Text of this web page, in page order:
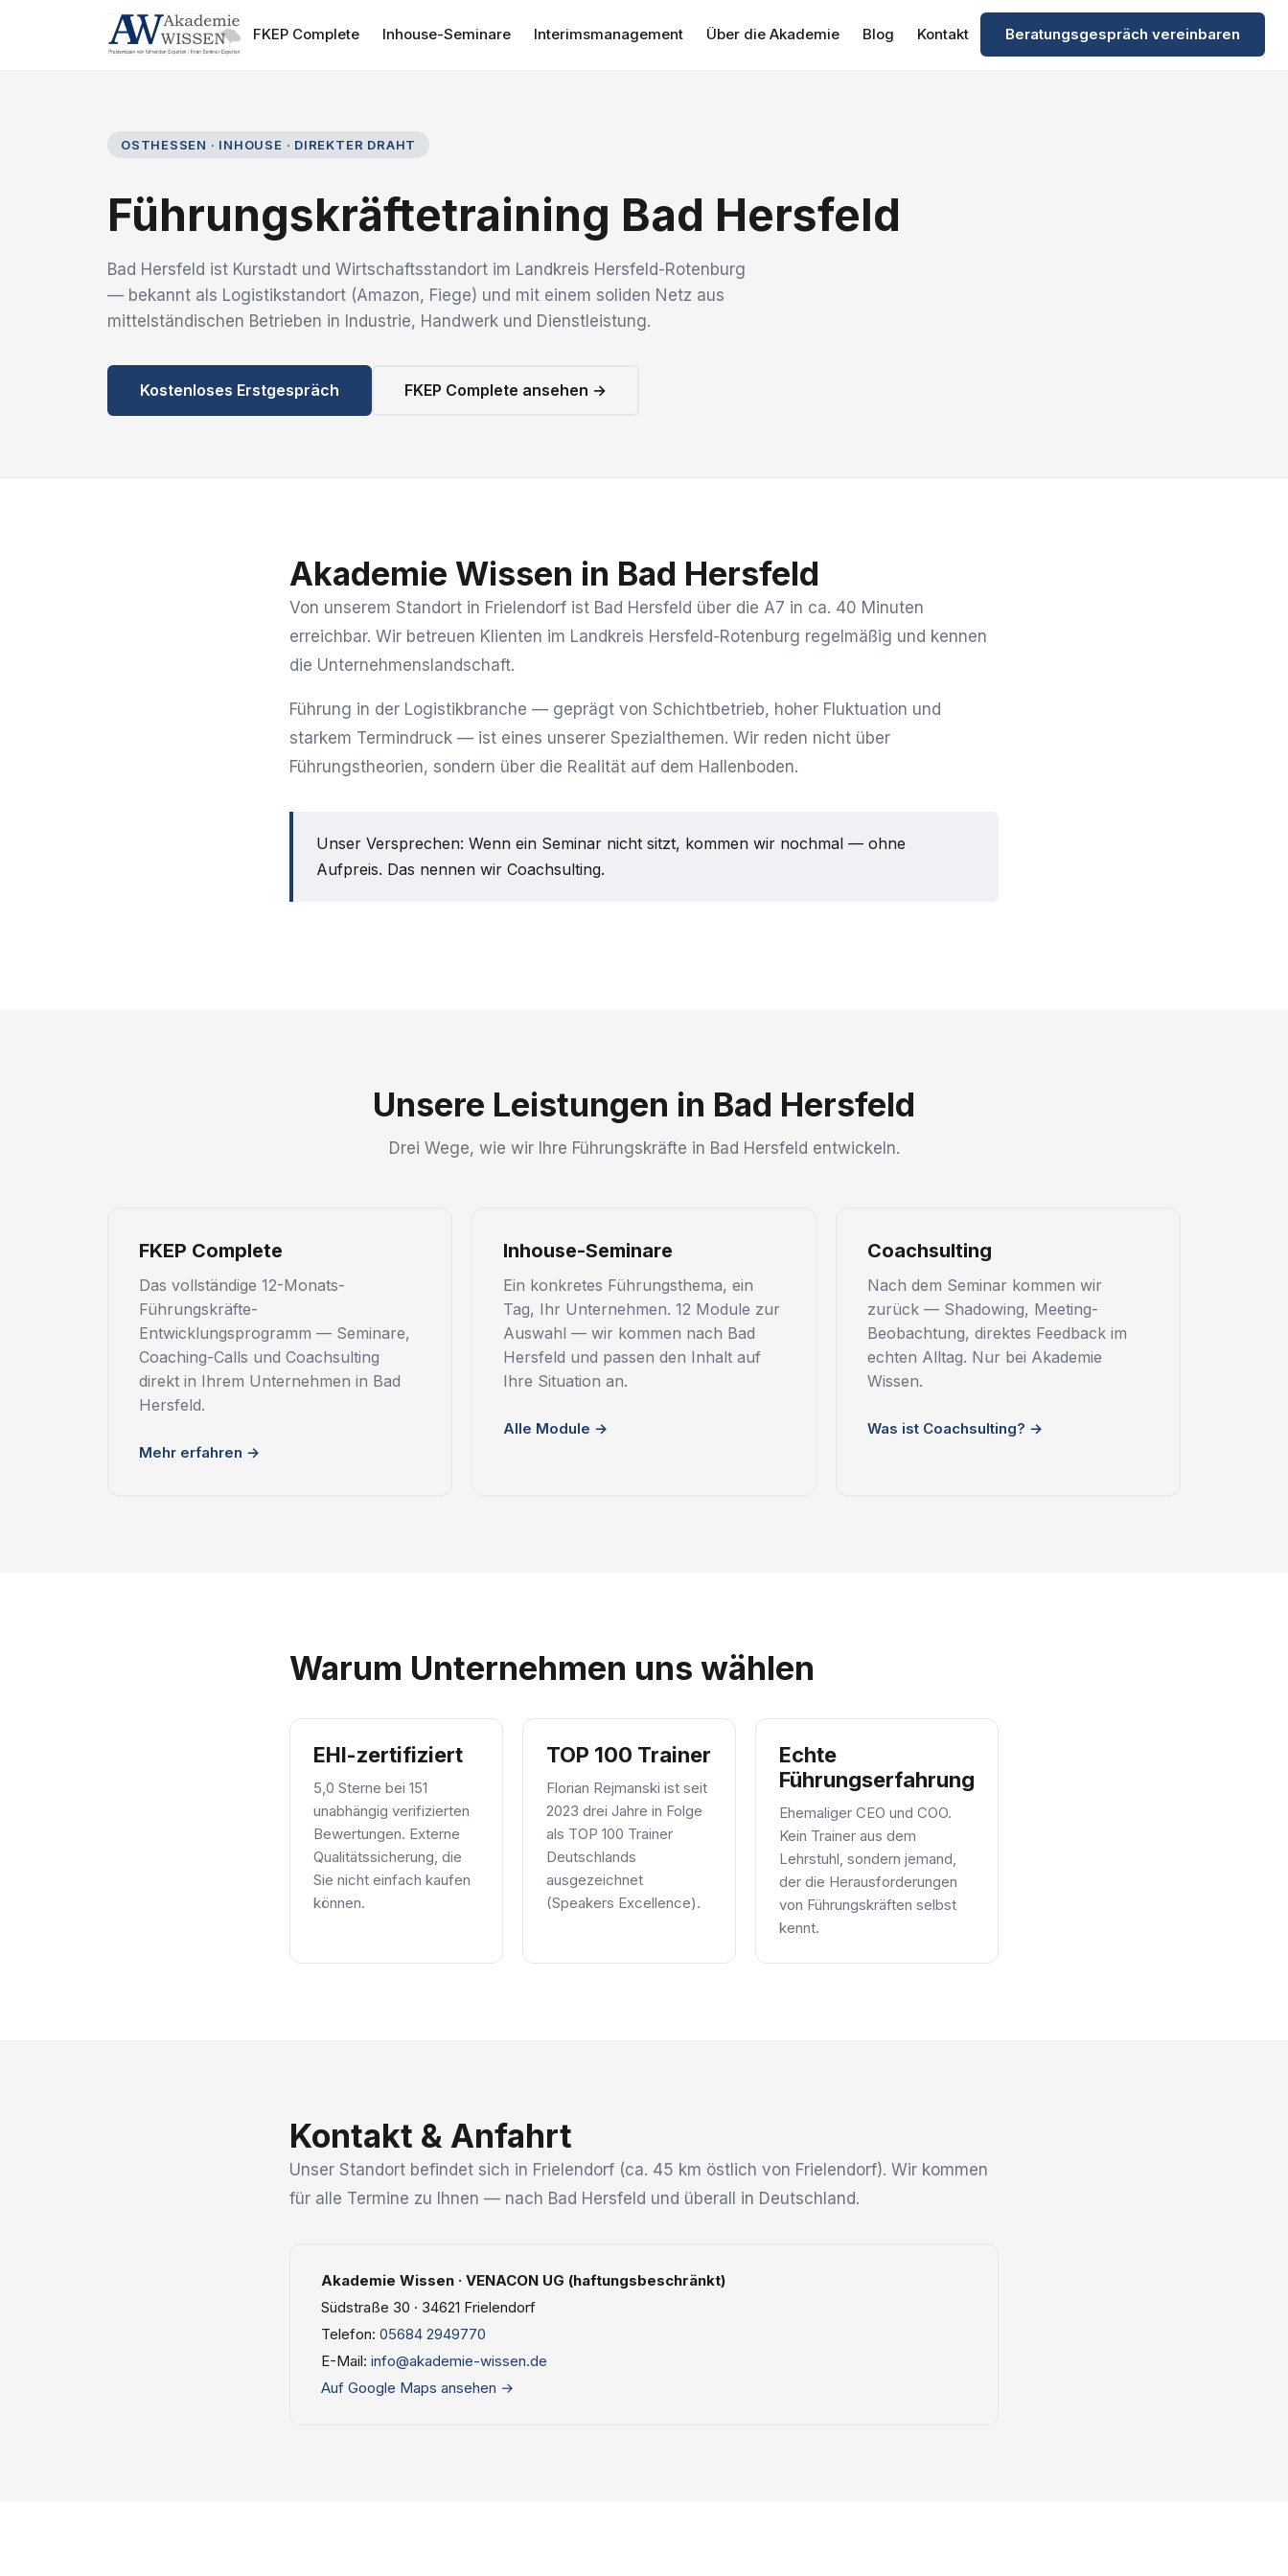
FKEP Complete Inhouse-Seminare Interimsmanagement Über die Akademie Blog Kontakt Beratungsgespräch vereinbaren
OSTHESSEN · INHOUSE · DIREKTER DRAHT
Führungskräftetraining Bad Hersfeld
Bad Hersfeld ist Kurstadt und Wirtschaftsstandort im Landkreis Hersfeld-Rotenburg
— bekannt als Logistikstandort (Amazon, Fiege) und mit einem soliden Netz aus
mittelständischen Betrieben in Industrie, Handwerk und Dienstleistung.
Kostenloses Erstgespräch FKEP Complete ansehen →
Akademie Wissen in Bad Hersfeld
Von unserem Standort in Frielendorf ist Bad Hersfeld über die A7 in ca. 40 Minuten
erreichbar. Wir betreuen Klienten im Landkreis Hersfeld-Rotenburg regelmäßig und kennen
die Unternehmenslandschaft.
Führung in der Logistikbranche — geprägt von Schichtbetrieb, hoher Fluktuation und
starkem Termindruck — ist eines unserer Spezialthemen. Wir reden nicht über
Führungstheorien, sondern über die Realität auf dem Hallenboden.
Unser Versprechen: Wenn ein Seminar nicht sitzt, kommen wir nochmal — ohne
Aufpreis. Das nennen wir Coachsulting.
Unsere Leistungen in Bad Hersfeld
Drei Wege, wie wir Ihre Führungskräfte in Bad Hersfeld entwickeln.
FKEP Complete
Das vollständige 12-Monats-
Führungskräfte-
Entwicklungsprogramm — Seminare,
Coaching-Calls und Coachsulting
direkt in Ihrem Unternehmen in Bad
Hersfeld.
Mehr erfahren →
Inhouse-Seminare
Ein konkretes Führungsthema, ein
Tag, Ihr Unternehmen. 12 Module zur
Auswahl — wir kommen nach Bad
Hersfeld und passen den Inhalt auf
Ihre Situation an.
Alle Module →
Coachsulting
Nach dem Seminar kommen wir
zurück — Shadowing, Meeting-
Beobachtung, direktes Feedback im
echten Alltag. Nur bei Akademie
Wissen.
Was ist Coachsulting? →
Warum Unternehmen uns wählen
EHI-zertifiziert
5,0 Sterne bei 151
unabhängig verifizierten
Bewertungen. Externe
Qualitätssicherung, die
Sie nicht einfach kaufen
können.
TOP 100 Trainer
Florian Rejmanski ist seit
2023 drei Jahre in Folge
als TOP 100 Trainer
Deutschlands
ausgezeichnet
(Speakers Excellence).
Echte
Führungserfahrung
Ehemaliger CEO und COO.
Kein Trainer aus dem
Lehrstuhl, sondern jemand,
der die Herausforderungen
von Führungskräften selbst
kennt.
Kontakt & Anfahrt
Unser Standort befindet sich in Frielendorf (ca. 45 km östlich von Frielendorf). Wir kommen
für alle Termine zu Ihnen — nach Bad Hersfeld und überall in Deutschland.
Akademie Wissen · VENACON UG (haftungsbeschränkt)
Südstraße 30 · 34621 Frielendorf
Telefon: 05684 2949770
E-Mail: info@akademie-wissen.de
Auf Google Maps ansehen →